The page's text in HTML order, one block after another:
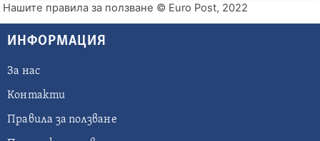
Нашите правила за ползване © Euro Post, 2022
ИНФОРМАЦИЯ
За нас
Контакти
Правила за ползване